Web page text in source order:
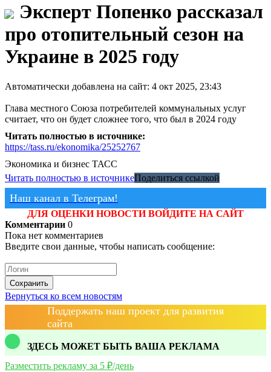
Эксперт Попенко рассказал
про отопительный сезон на
Украине в 2025 году
Автоматически добавлена на сайт: 4 окт 2025, 23:43
Глава местного Союза потребителей коммунальных услуг
считает, что он будет сложнее того, что был в 2024 году
Читать полностью в источнике:
https://tass.ru/ekonomika/25252767
Экономика и бизнес ТАСС
Читать полностью в источникеПоделиться ссылкой
Наш канал в Телеграм!
ДЛЯ ОЦЕНКИ НОВОСТИ ВОЙДИТЕ НА САЙТ
Комментарии 0
Пока нет комментариев
Введите свои данные, чтобы написать сообщение:
Сохранить
Вернуться ко всем новостям
Поддержать наш проект для развития
сайта
ЗДЕСЬ МОЖЕТ БЫТЬ ВАША РЕКЛАМА
Разместить рекламу за 5 ₽/день